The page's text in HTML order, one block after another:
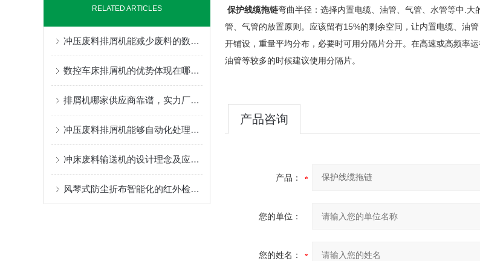
RELATED ARTICLES
冲压废料排屑机能减少废料的数量，从而降低成本
数控车床排屑机的优势体现在哪些方面？
排屑机哪家供应商靠谱，实力厂家为你推荐
冲压废料排屑机能够自动化处理废料，大大提高生产效率
冲床废料输送机的设计理念及应用场景
风琴式防尘折布智能化的红外检测系统体现了其优势和前景
保护线缆拖链弯曲半径：选择内置电缆、油管、气管、水管等中.
管、气管的放置原则。应该留有15%的剩余空间，让内置电缆、油
开铺设，重量平均分布，必要时可用分隔片分开。在高速或高频率
油管等较多的时候建议使用分隔片。
产品咨询
产品：
您的单位：
您的姓名：